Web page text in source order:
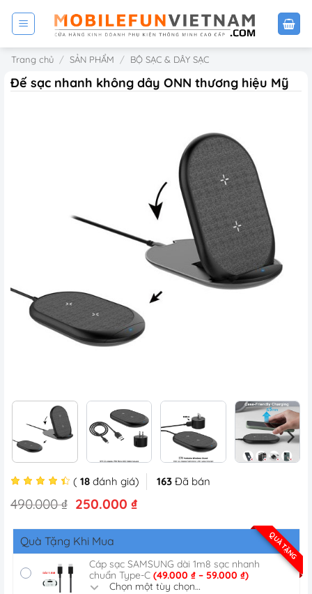
dungTrang chủ / SẢN PHẨM / BỘ SẠC & DÂY SẠC
Đế sạc nhanh không dây ONN thương hiệu Mỹ
( 18 đánh giá) 163 Đã bán
490.000₫ Giá
là:
490.000 ₫.
250.000 ₫Giá
tại
250.000 ₫. QUÀ TẶNG
Quà Tặng Khi Mua
Cáp sạc SAMSUNG dài 1m8 sạc nhanh
chuẩn Type-C (49.000 ₫ – 59.000 ₫Khoảng
giá:
)
Chọn một tùy chọn…